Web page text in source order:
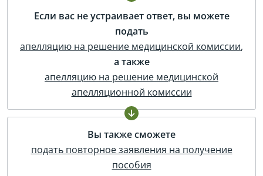
Если вас не устраивает ответ, вы можете
подать
апелляцию на решение медицинской комиссии,
а также
апелляцию на решение медицинской
апелляционной комиссии
Вы также сможете
подать повторное заявления на получение
пособия